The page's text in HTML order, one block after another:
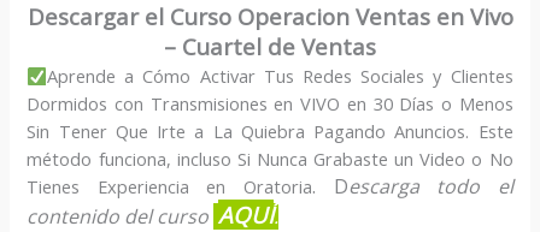
Descargar el Curso Operacion Ventas en Vivo
– Cuartel de Ventas
Aprende a Cómo Activar Tus Redes Sociales y Clientes
Dormidos con Transmisiones en VIVO en 30 Días o Menos
Sin Tener Que Irte a La Quiebra Pagando Anuncios. Este
método funciona, incluso Si Nunca Grabaste un Video o No
Tienes Experiencia en Oratoria. Descarga todo el
contenido del curso AQUÍ.